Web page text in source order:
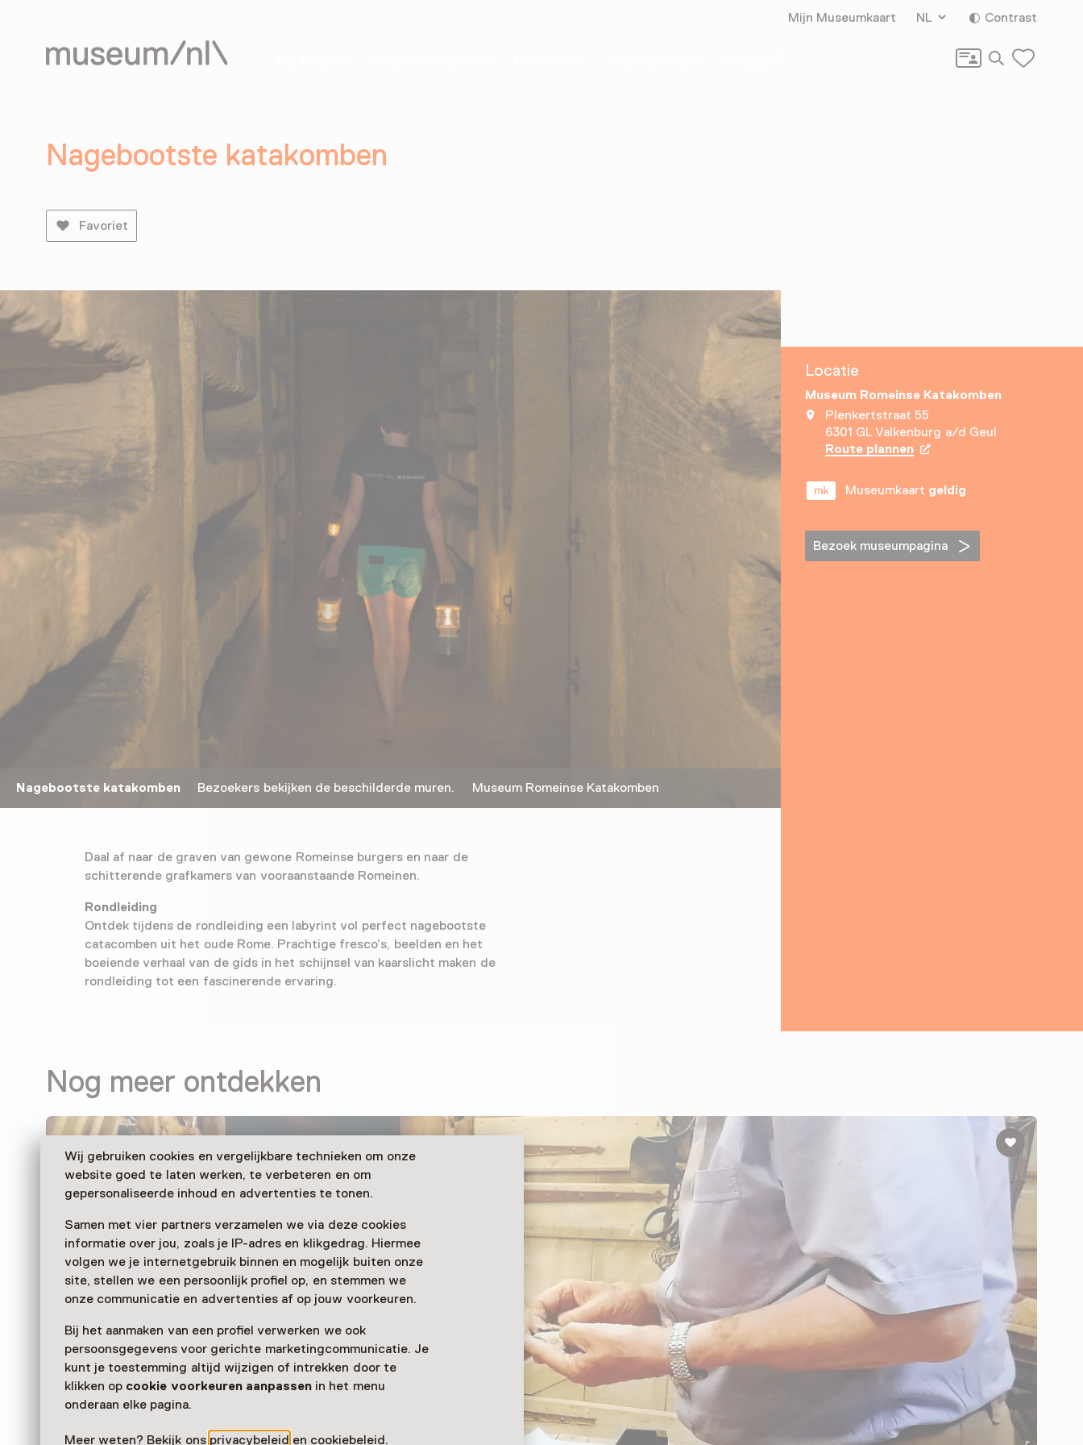
Wij gebruiken cookies en vergelijkbare technieken om onze
website goed te laten werken, te verbeteren en om
gepersonaliseerde inhoud en advertenties te tonen.
Samen met vier partners verzamelen we via deze cookies
informatie over jou, zoals je IP-adres en klikgedrag. Hiermee
volgen we je internetgebruik binnen en mogelijk buiten onze
site, stellen we een persoonlijk profiel op, en stemmen we
onze communicatie en advertenties af op jouw voorkeuren.
Bij het aanmaken van een profiel verwerken we ook
persoonsgegevens voor gerichte marketingcommunicatie. Je
kunt je toestemming altijd wijzigen of intrekken door te
klikken op cookie voorkeuren aanpassenin het menu
onderaan elke pagina.
Meer weten? Bekijk ons privacybeleid en cookiebeleid.
Mijn Museumkaart NL Contrast
Zoeken
Nagebootste katakomben
Favoriet
Nagebootste katakomben Bezoekers bekijken de beschilderde muren. Museum Romeinse Katakomben
Daal af naar de graven van gewone Romeinse burgers en naar de
schitterende grafkamers van vooraanstaande Romeinen.
Rondleiding
Ontdek tijdens de rondleiding een labyrint vol perfect nagebootste
catacomben uit het oude Rome. Prachtige fresco’s, beelden en het
boeiende verhaal van de gids in het schijnsel van kaarslicht maken de
rondleiding tot een fascinerende ervaring.
Locatie
Museum Romeinse Katakomben
Plenkertstraat 55
6301 GL Valkenburg a/d Geul
Route plannen Opent in een nieuw tabblad
Museumkaart geldig
Bezoek museumpagina
Nog meer ontdekken